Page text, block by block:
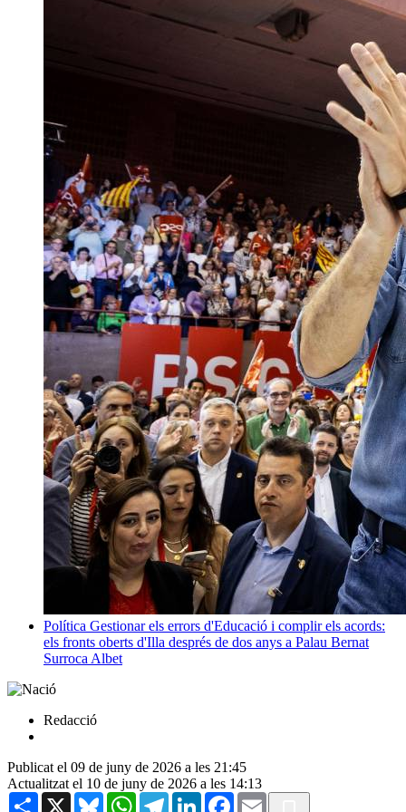
Política Gestionar els errors d'Educació i complir els acords:
els fronts oberts d'Illa després de dos anys a Palau Bernat
Surroca Albet
Redacció
Publicat el 09 de juny de 2026 a les 21:45
Actualitzat el 10 de juny de 2026 a les 14:13
Share X BlueskyWhatsAppTelegramLinkedInFacebook
Email